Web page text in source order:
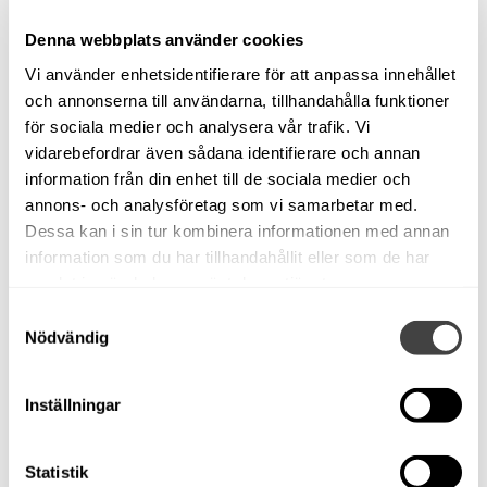
Denna webbplats använder cookies
Vi använder enhetsidentifierare för att anpassa innehållet
och annonserna till användarna, tillhandahålla funktioner
för sociala medier och analysera vår trafik. Vi
vidarebefordrar även sådana identifierare och annan
information från din enhet till de sociala medier och
annons- och analysföretag som vi samarbetar med.
Dessa kan i sin tur kombinera informationen med annan
information som du har tillhandahållit eller som de har
Nödvändig
Inställningar
Statistik
Honda BF150, 2012
Glasfiber
6,08 m x 2,38 m
Motortyp: Utombordare
Om båten
Visas vid vår brygga på Bullandö Marina. Välkommen
gångtimmar.
trimplan, stereo, äkta teak på fördäck och sittbrunn samt